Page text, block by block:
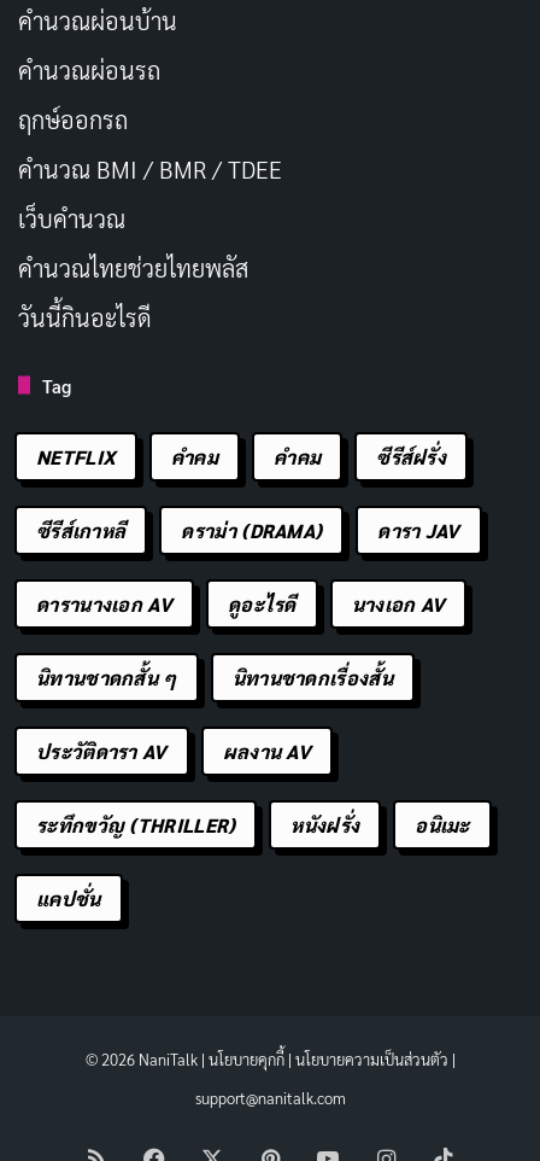
คำนวณผ่อนบ้าน
คำนวณผ่อนรถ
ฤกษ์ออกรถ
คำนวณ BMI / BMR / TDEE
เว็บคํานวณ
คํานวณไทยช่วยไทยพลัส
วันนี้กินอะไรดี
Tag
NETFLIX คำคม คําคม ซีรีส์ฝรั่ง
ซีรีส์เกาหลี ดราม่า (DRAMA) ดารา JAV
ดารานางเอก AV ดูอะไรดี นางเอก AV
นิทานชาดกสั้น ๆ นิทานชาดกเรื่องสั้น
ประวัติดารา AV ผลงาน AV
ระทึกขวัญ (THRILLER) หนังฝรั่ง อนิเมะ
แคปชั่น
© 2026 NaniTalk | นโยบายคุกกี้| นโยบายความเป็นส่วนตัว |
support@nanitalk.com